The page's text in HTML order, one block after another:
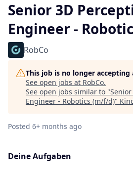
Senior 3D
Engineer -
RobCo
This job is no longer accepting
See open jobs at RobCo.
See open jobs similar to "
Engineer - Robotics (m/f/d)"
Posted 6+ months ago
Deine Aufgaben